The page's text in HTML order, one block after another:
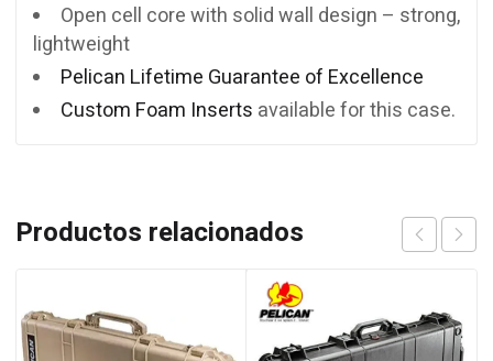
Open cell core with solid wall design – strong,
lightweight
Pelican Lifetime Guarantee of Excellence
Custom Foam Inserts available for this case.
Productos relacionados